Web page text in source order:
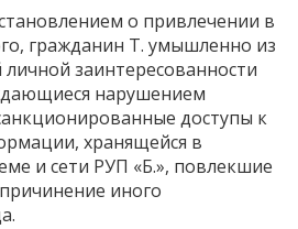
о привлечении в
гражданин Т. умышленно из
заинтересованности
нарушением
доступы к
хранящейся в
и сети РУП «Б.», повлекшие
иного